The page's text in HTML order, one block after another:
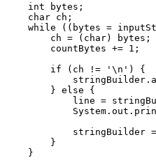
    int bytes;
    char ch;
while ((bytes =
        ch = (char) bytes;
        countBytes += 1;
        if (ch != '\n') {
        } else {
line =
stringBuilder
        }
    }